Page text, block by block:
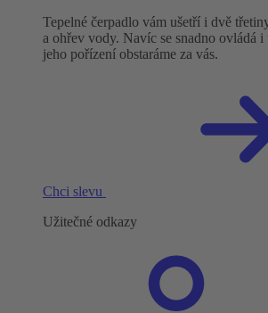
Tepelné čerpadlo vám ušetří i dvě
a ohřev vody. Navíc se snadno ovládá i
jeho pořízení obstaráme za vás.
Chci slevu
Užitečné odkazy